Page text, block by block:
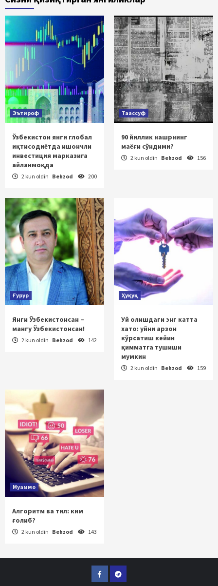
Эътироф
Ўзбекистон янги глобал
иқтисодиётда ишончли
инвестиция марказига
айланмоқда
2 kun oldin Behzod 200
Таассуф
90 йиллик нашрнинг
маёғи сўндими?
2 kun oldin Behzod 156
Ғурур
Янги Ўзбекистонсан –
мангу Ўзбекистонсан!
2 kun oldin Behzod 142
Ҳуқуқ
Уй олишдаги энг катта
хато: уйни арзон
кўрсатиш кейин
қимматга тушиши
мумкин
2 kun oldin Behzod 159
Муаммо
Алгоритм ва тил: ким
ғолиб?
2 kun oldin Behzod 143
FacebookTelegram